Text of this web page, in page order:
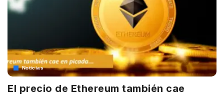
Noticias
El precio de Ethereum también cae